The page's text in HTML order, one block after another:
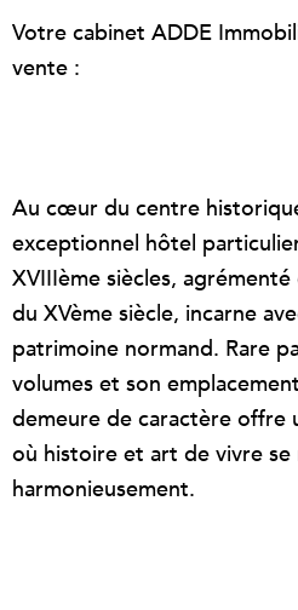
Votre cabinet ADDE
vente :
Au cœur du centre
exceptionnel hôtel
XVIIIème siècles,
du XVème siècle, incarne
patrimoine normand. Rare
volumes et son
demeure de caractère offre
où histoire et art de vivre
harmonieusement.